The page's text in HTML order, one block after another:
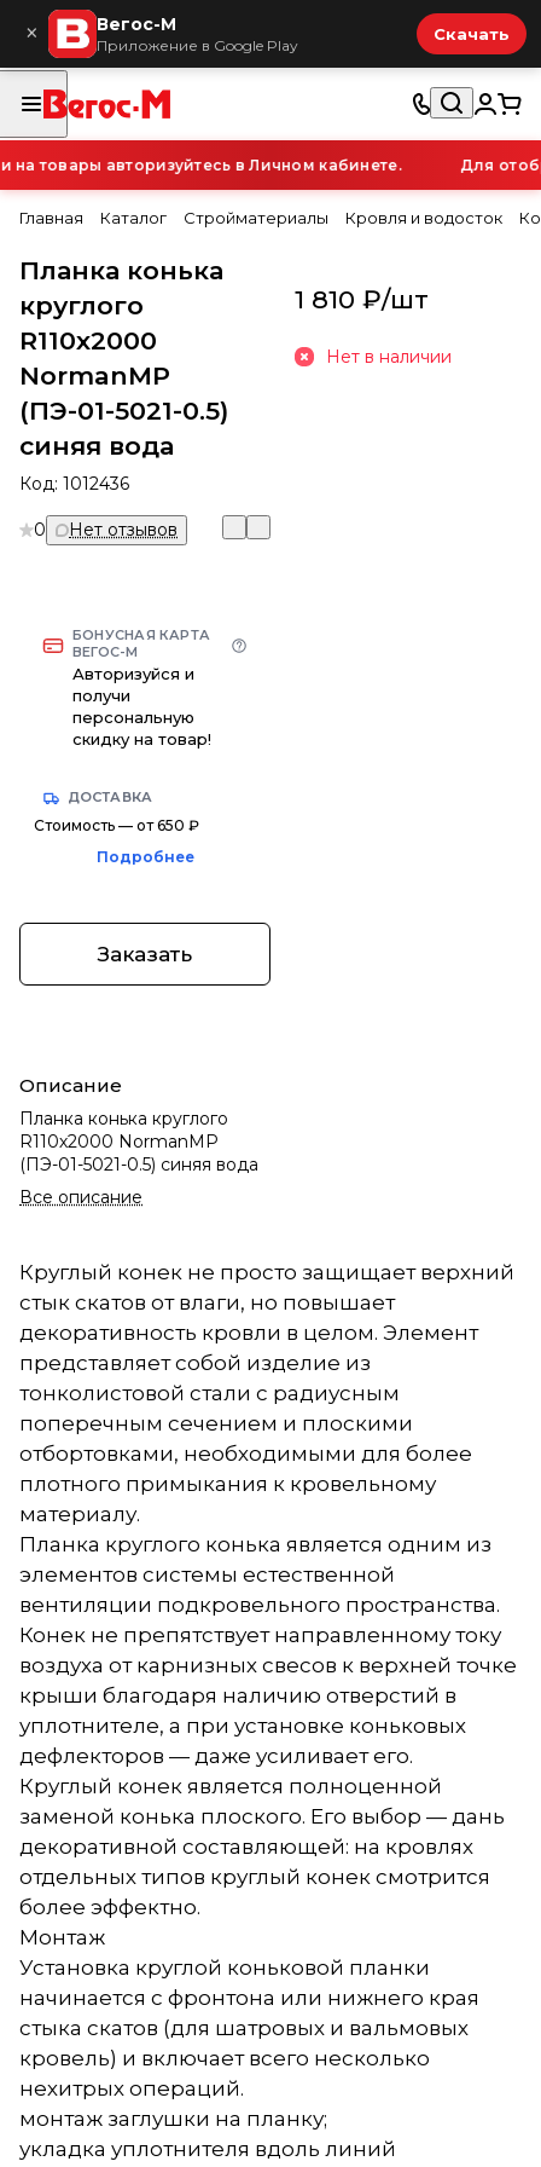
× Вегос-М
Приложение в Google Play
Скачать
товары авторизуйтесь в Личном кабинете. Для
Главная Каталог Стройматериалы Кровля и водосток
Планка конька
круглого
R110х2000
NormanMP
(ПЭ-01-5021-0.5)
синяя вода
Код: 1012436
0 Нет отзывов
БОНУСНАЯ КАРТА
ВЕГОС-М
Авторизуйся и
получи
персональную
скидку на товар!
ДОСТАВКА
Стоимость — от 650 ₽
Подробнее
Заказать
Описание
Планка конька круглого
R110х2000 NormanMP
(ПЭ-01-5021-0.5) синяя вода
Все описание
1 810 ₽/шт
Нет в наличии
Круглый конек не просто защищает верхний
стык скатов от влаги, но повышает
декоративность кровли в целом. Элемент
представляет собой изделие из
тонколистовой стали с радиусным
поперечным сечением и плоскими
отбортовками, необходимыми для более
плотного примыкания к кровельному
материалу.
Планка круглого конька является одним из
элементов системы естественной
вентиляции подкровельного пространства.
Конек не препятствует направленному току
воздуха от карнизных свесов к верхней точке
крыши благодаря наличию отверстий в
уплотнителе, а при установке коньковых
дефлекторов — даже усиливает его.
Круглый конек является полноценной
заменой конька плоского. Его выбор — дань
декоративной составляющей: на кровлях
отдельных типов круглый конек смотрится
более эффектно.
Монтаж
Установка круглой коньковой планки
начинается с фронтона или нижнего края
стыка скатов (для шатровых и вальмовых
кровель) и включает всего несколько
нехитрых операций.
монтаж заглушки на планку;
укладка уплотнителя вдоль линий